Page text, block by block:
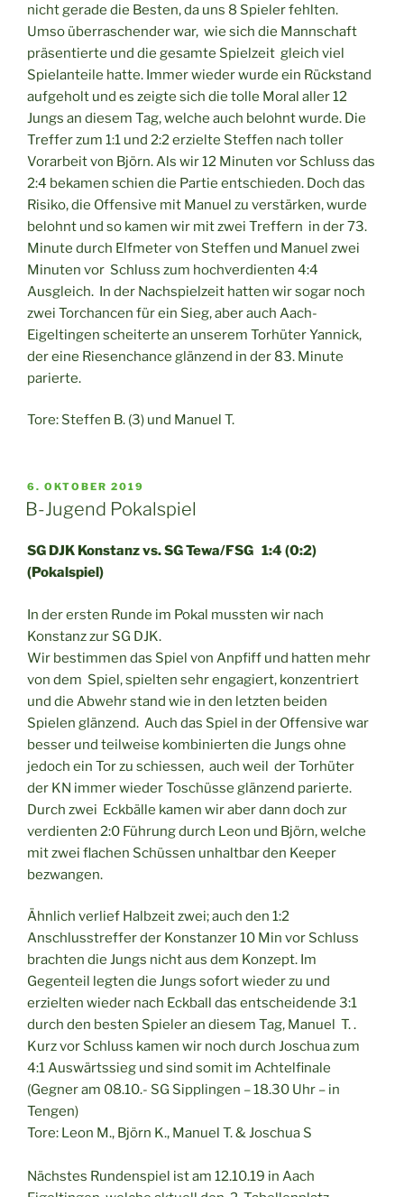
nicht gerade die Besten, da uns 8 Spieler fehlten.
Umso überraschender war, wie sich die Mannschaft
präsentierte und die gesamte Spielzeit gleich viel
Spielanteile hatte. Immer wieder wurde ein Rückstand
aufgeholt und es zeigte sich die tolle Moral aller 12
Jungs an diesem Tag, welche auch belohnt wurde. Die
Treffer zum 1:1 und 2:2 erzielte Steffen nach toller
Vorarbeit von Björn. Als wir 12 Minuten vor Schluss das
2:4 bekamen schien die Partie entschieden. Doch das
Risiko, die Offensive mit Manuel zu verstärken, wurde
belohnt und so kamen wir mit zwei Treffern in der 73.
Minute durch Elfmeter von Steffen und Manuel zwei
Minuten vor Schluss zum hochverdienten 4:4
Ausgleich. In der Nachspielzeit hatten wir sogar noch
zwei Torchancen für ein Sieg, aber auch Aach-
Eigeltingen scheiterte an unserem Torhüter Yannick,
der eine Riesenchance glänzend in der 83. Minute
parierte.
Tore: Steffen B. (3) und Manuel T.
VERÖFFENTLICHT
AM
6. OKTOBER 2019
B-Jugend Pokalspiel
SG DJK Konstanz vs. SG Tewa/FSG 1:4 (0:2)
(Pokalspiel)
In der ersten Runde im Pokal mussten wir nach
Konstanz zur SG DJK.
Wir bestimmen das Spiel von Anpfiff und hatten mehr
von dem Spiel, spielten sehr engagiert, konzentriert
und die Abwehr stand wie in den letzten beiden
Spielen glänzend. Auch das Spiel in der Offensive war
besser und teilweise kombinierten die Jungs ohne
jedoch ein Tor zu schiessen, auch weil der Torhüter
der KN immer wieder Toschüsse glänzend parierte.
Durch zwei Eckbälle kamen wir aber dann doch zur
verdienten 2:0 Führung durch Leon und Björn, welche
mit zwei flachen Schüssen unhaltbar den Keeper
bezwangen.
Ähnlich verlief Halbzeit zwei; auch den 1:2
Anschlusstreffer der Konstanzer 10 Min vor Schluss
brachten die Jungs nicht aus dem Konzept. Im
Gegenteil legten die Jungs sofort wieder zu und
erzielten wieder nach Eckball das entscheidende 3:1
durch den besten Spieler an diesem Tag, Manuel T. .
Kurz vor Schluss kamen wir noch durch Joschua zum
4:1 Auswärtssieg und sind somit im Achtelfinale
(Gegner am 08.10.- SG Sipplingen – 18.30 Uhr – in
Tengen)
Tore: Leon M., Björn K., Manuel T. & Joschua S
Nächstes Rundenspiel ist am 12.10.19 in Aach